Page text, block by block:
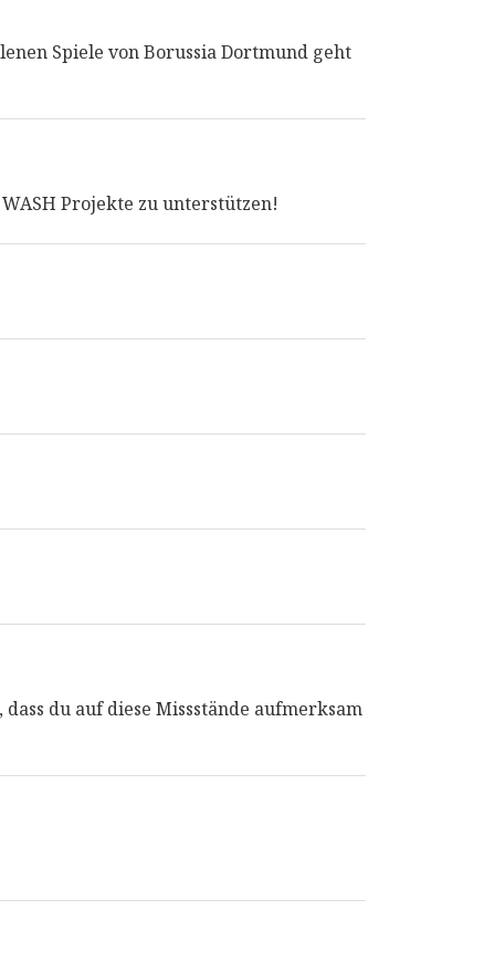
Spiele von Borussia Dortmund geht
Projekte zu unterstützen!
du auf diese Missstände aufmerksam